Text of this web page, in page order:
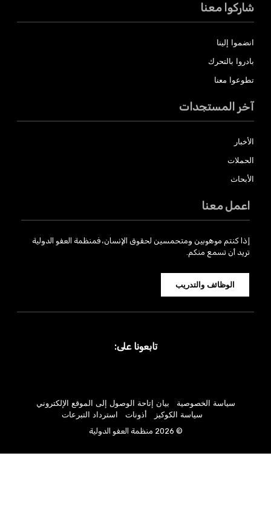
شاركوا معنا
انضموا إلينا
بادروا بالتحرك
تطوعوا معنا
آخر المستجدات
الأخبار
الحملات
الأبحاث
اعمل معنا
إذا كنتم موهوبين ومتحمسين لحقوق الإنسان، فمنظمة العفو الدولية
تريد أن تسمع منكم.
الوظائف والتدريب
سياسة الخصوصية
بيان إتاحة الوصول إلى الموقع الإلكتروني
سياسة الكوكيز
أذونات
استرداد التبرعات
تابعونا على: